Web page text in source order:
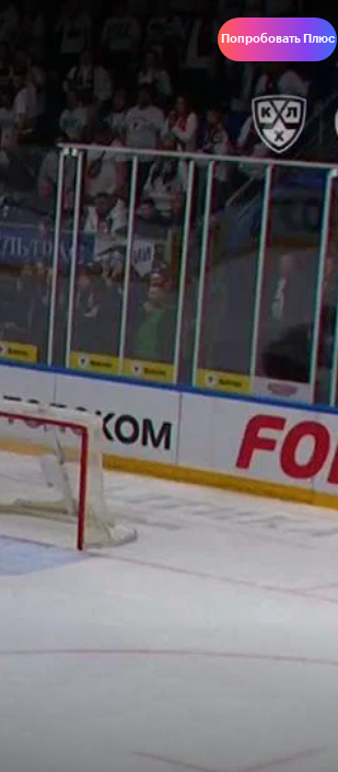
Попробовать Плюс